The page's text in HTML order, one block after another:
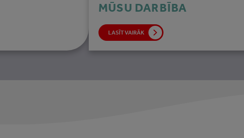
MŪSU DARBĪBA
LASĪT VAIRĀK